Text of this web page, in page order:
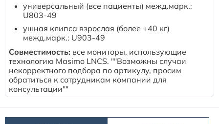
универсальный (все пациенты) межд.марк.:
U803-49
ушная клипса взрослая (более +40 кг)
межд.марк.: U903-49
Совместимость: все мониторы, использующие
технологию Masimo LNCS. ""Возможны случаи
некорректного подбора по артикулу, просим
обратиться к сотрудникам компании для
консультации""